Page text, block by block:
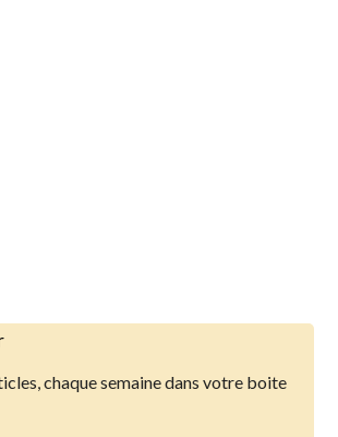
chaque semaine dans votre boite